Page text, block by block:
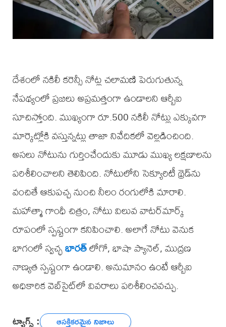
దేశంలో నకిలీ కరెన్సీ నోట్ల చలామణి పెరుగుతున్న
నేపథ్యంలో ప్రజలు అప్రమత్తంగా ఉండాలని ఆర్బీఐ
సూచిస్తోంది. ముఖ్యంగా రూ.500 నకిలీ నోట్లు ఎక్కువగా
మార్కెట్లోకి వస్తున్నట్లు తాజా నివేదికలో వెల్లడించింది.
అసలు నోటును గుర్తించేందుకు మూడు ముఖ్య లక్షణాలను
పరిశీలించాలని తెలిపింది. నోటులోని సెక్యూరిటీ థ్రెడ్‌ను
వంచితే ఆకుపచ్చ నుంచి నీలం రంగులోకి మారాలి.
మహాత్మా గాంధీ చిత్రం, నోటు విలువ వాటర్‌మార్క్
రూపంలో స్పష్టంగా కనిపించాలి. అలాగే నోటు వెనుక
భాగంలో స్వచ్ఛభారత్లోగో, భాషా ప్యానెల్, ముద్రణ
నాణ్యత స్పష్టంగా ఉండాలి. అనుమానం ఉంటే ఆర్బీఐ
అధికారిక వెబ్‌సైట్‌లో వివరాలు పరిశీలించవచ్చు.
ట్యాగ్స్ : ఆసక్తికరమైన నిజాలు